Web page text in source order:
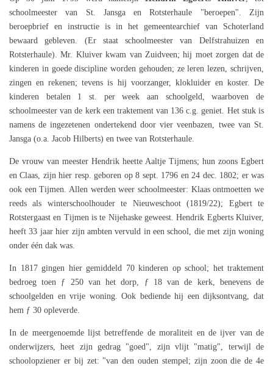
schoolmeester van St. Jansga en Rotsterhaule "beroepen". Zijn
beroepbrief en instructie is in het gemeentearchief van Schoterland
bewaard gebleven. (Er staat schoolmeester van Delfstrahuizen en
Rotsterhaule). Mr. Kluiver kwam van Zuidveen; hij moet zorgen dat de
kinderen in goede discipline worden gehouden; ze leren lezen, schrijven,
zingen en rekenen; tevens is hij voorzanger, klokluider en koster. De
kinderen betalen 1 st. per week aan schoolgeld, waarboven de
schoolmeester van de kerk een traktement van 136 c.g. geniet. Het stuk is
namens de ingezetenen ondertekend door vier veenbazen, twee van St.
Jansga (o.a. Jacob Hilberts) en twee van Rotsterhaule.
De vrouw van meester Hendrik heette Aaltje Tijmens; hun zoons Egbert
en Claas, zijn hier resp. geboren op 8 sept. 1796 en 24 dec. 1802; er was
ook een Tijmen. Allen werden weer schoolmeester: Klaas ontmoetten we
reeds als winterschoolhouder te Nieuweschoot (1819/22); Egbert te
Rotstergaast en Tijmen is te Nijehaske geweest. Hendrik Egberts Kluiver,
heeft 33 jaar hier zijn ambten vervuld in een school, die met zijn woning
onder één dak was.
In 1817 gingen hier gemiddeld 70 kinderen op school; het traktement
bedroeg toen ƒ 250 van het dorp, ƒ 18 van de kerk, benevens de
schoolgelden en vrije woning. Ook bediende hij een dijksontvang, dat
hem ƒ 30 opleverde.
In de meergenoemde lijst betreffende de moraliteit en de ijver van de
onderwijzers, heet zijn gedrag "goed", zijn vlijt "matig", terwijl de
schoolopziener er bij zet: "van den ouden stempel; zijn zoon die de 4e